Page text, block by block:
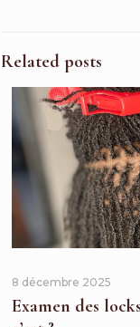
Related posts
8 décembre 2025
Examen des